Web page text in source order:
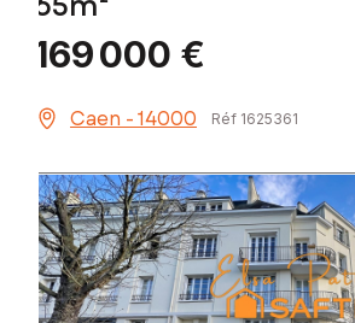
169 000 €
Caen - 14000 Réf 1625361